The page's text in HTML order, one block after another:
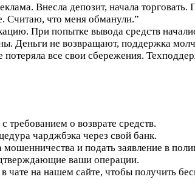
Внесла депозит, начала
Считаю, что меня обманули.”
При попытке вывода средств
Деньги не возвращают, поддержка
все свои сбережения.
о возврате средств.
чарджбэка через свой банк.
и подать заявление в
ваши операции.
на нашем сайте, чтобы получить